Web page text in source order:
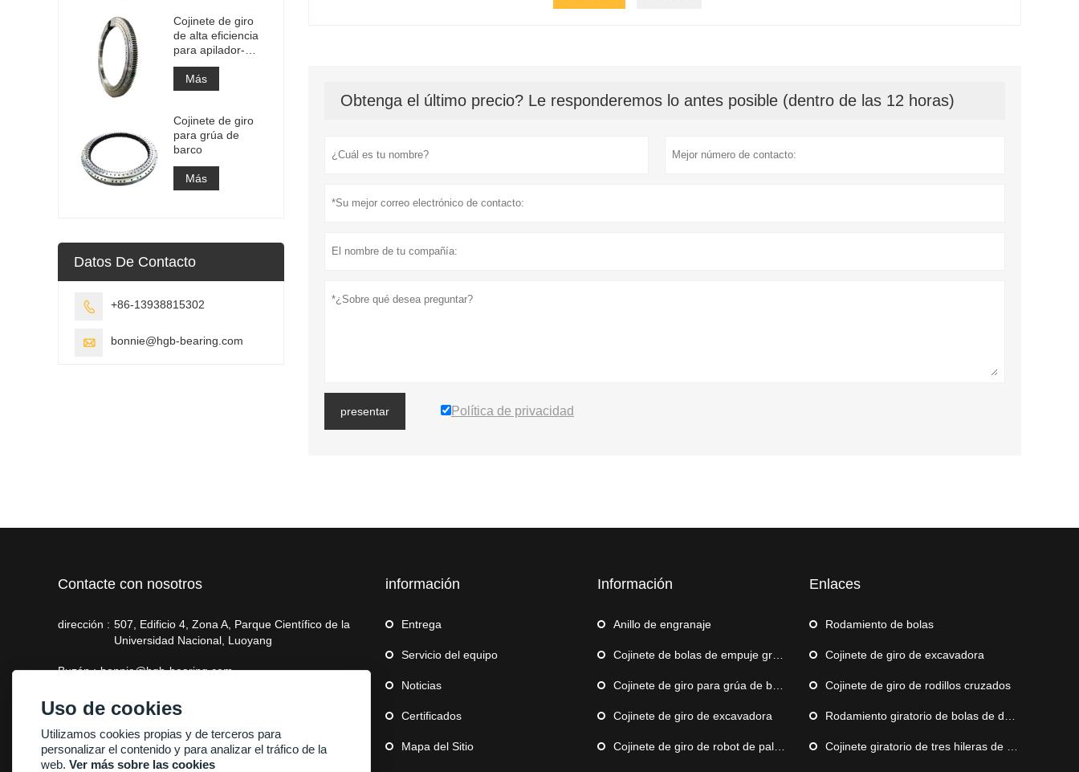
Obtenga el último precio? Le responderemos lo antes posible (dentro de las 12 horas)
presentar Política de privacidad
Cojinete de giro
de alta eficiencia
para apilador-
recuperador
Más
Cojinete de giro
para grúa de
barco
Más
Datos De Contacto
 +86-13938815302
 bonnie@hgb-bearing.com
Contacte con nosotros
dirección : 507, Edificio 4, Zona A, Parque Científico de la
Universidad Nacional, Luoyang
Buzón : bonnie@hgb-bearing.com
Teléfono : +86-13938815302
información
Entrega
Servicio del equipo
Noticias
Certificados
Mapa del Sitio
Información
Anillo de engranaje
Cojinete de bolas de empuje grande
Cojinete de giro para grúa de barco
Cojinete de giro de excavadora
Cojinete de giro de robot de paletización
Enlaces
Rodamiento de bolas
Cojinete de giro de excavadora
Cojinete de giro de rodillos cruzados
Rodamiento giratorio de bolas de doble hilera
Cojinete giratorio de tres hileras de rodillos
Uso de cookies
Utilizamos cookies propias y de terceros para
personalizar el contenido y para analizar el tráfico de la
web. Ver más sobre las cookies